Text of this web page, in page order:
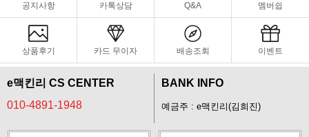
공지사항 카톡상담 Q&A 멤버쉽
상품후기 카드 무이자 배송조회 이벤트
e맥킨리 CS CENTER
010-4891-1948
BANK INFO
예금주 : e맥킨리(김희진)